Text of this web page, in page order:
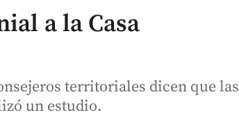
a la Casa
territoriales dicen que las
un estudio.